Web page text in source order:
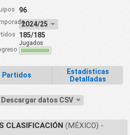
96
2024/25
185/185
Jugados
Partidos
Estadísticas
Detalladas
Descargar datos CSV
CLASIFICACIÓN (MÉXICO) -